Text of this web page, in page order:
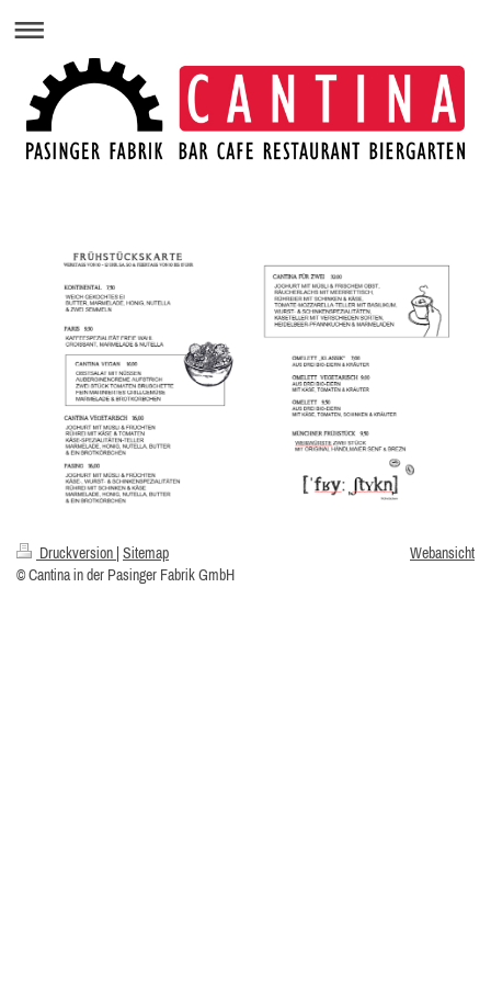
Druckversion Sitemap
© Cantina in der Pasinger Fabrik GmbH
Webansicht